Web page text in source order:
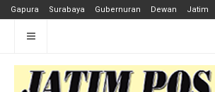
Gapura Surabaya Gubernuran Dewan Jatim